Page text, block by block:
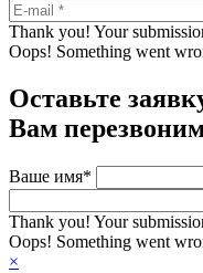
Thank you! Your
Oops! Something went
Оставьте
Вам
Ваше имя*
Thank you! Your
Oops! Something went
×